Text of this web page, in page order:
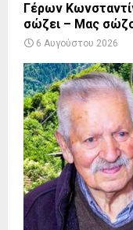
Γέρων
σώζει – Μας
6 Αυγούστου 2026